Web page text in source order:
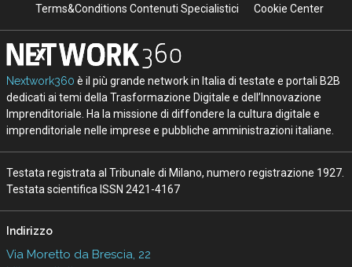
Terms&Conditions Contenuti Specialistici
Cookie Center
Nextwork360 è il più grande network in Italia di testate e portali B2B
dedicati ai temi della Trasformazione Digitale e dell’Innovazione
Imprenditoriale. Ha la missione di diffondere la cultura digitale e
imprenditoriale nelle imprese e pubbliche amministrazioni italiane.
Testata registrata al Tribunale di Milano, numero registrazione 1927.
Testata scientifica ISSN 2421-4167
Indirizzo
Via Moretto da Brescia, 22